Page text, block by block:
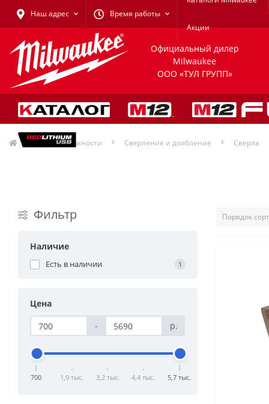
Наш адрес Время работы
Акции
Официальный дилер
Milwaukee
ООО «ТУЛ ГРУПП»
Принадлежности Сверление и долбление Сверла
Фильтр
Наличие
Есть в наличии 1
Цена
-
р.
700 1,9 тыс. 3,2 тыс. 4,4 тыс. 5,7 тыс.